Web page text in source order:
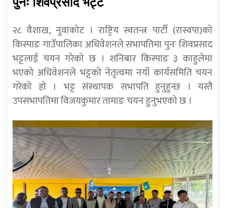
२८ वैशाख, नुवाकोट । राष्ट्रिय स्वतन्त्र पार्टी (रास्वपा)को
किस्पाङ गाउँपालिका अधिवेशनले सभापतिमा पुनः शिवप्रसाद
भट्टलाई चयन गरेको छ । शनिबार किस्पाङ ३ काहुलेमा
भएको अधिवेशनले भट्टको नेतृत्वमा नयाँ कार्यसमिति चयन
गरेको हो । भट्ट संस्थापक सभापति हुनुहुन्छ । यस्तै
उपसभापतिमा विजयकुमार तामाङ चयन हुनुभएको छ ।